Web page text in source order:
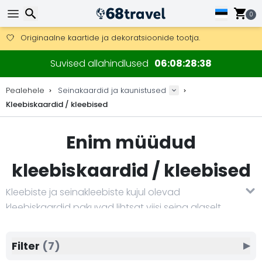
0
Saab saata ka DHL Expressi kaudu (kohaletoimetamine 24 tunni
30 päeva tagastamiseks, 90 päeva puidust kaartide ja
Originaalne kaartide ja dekoratsioonide tootja.
Suvised allahindlused 06 08 28 38
Pealehele
Seinakaardid ja kaunistused
Kleebiskaardid / kleebised
Enim müüdud
kleebiskaardid / kleebised
Kleebiste ja seinakleebiste kujul olevad
kleebiskaardid pakuvad lihtsat viisi seina algselt
kvaliteetsele materjalile ja täpsele lõikamisele
näevad kaardid välja puhtad, üksikasjalikud ja
Filter (7) ▶